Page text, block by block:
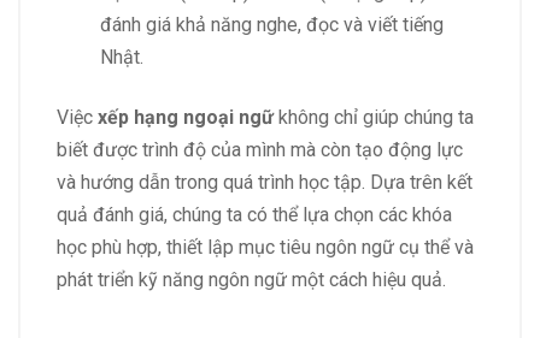
đánh giá khả năng nghe, đọc và viết tiếng
Nhật.
Việc xếp hạng ngoại ngữkhông chỉ giúp chúng ta
biết được trình độ của mình mà còn tạo động lực
và hướng dẫn trong quá trình học tập. Dựa trên kết
quả đánh giá, chúng ta có thể lựa chọn các khóa
học phù hợp, thiết lập mục tiêu ngôn ngữ cụ thể và
phát triển kỹ năng ngôn ngữ một cách hiệu quả.